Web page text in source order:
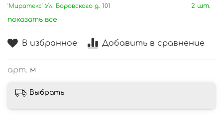
В избранное Добавить в сравнение
арт. м
'Миратекс' Ул. Воровского д. 101 2 шт.
показать все
Выбрать